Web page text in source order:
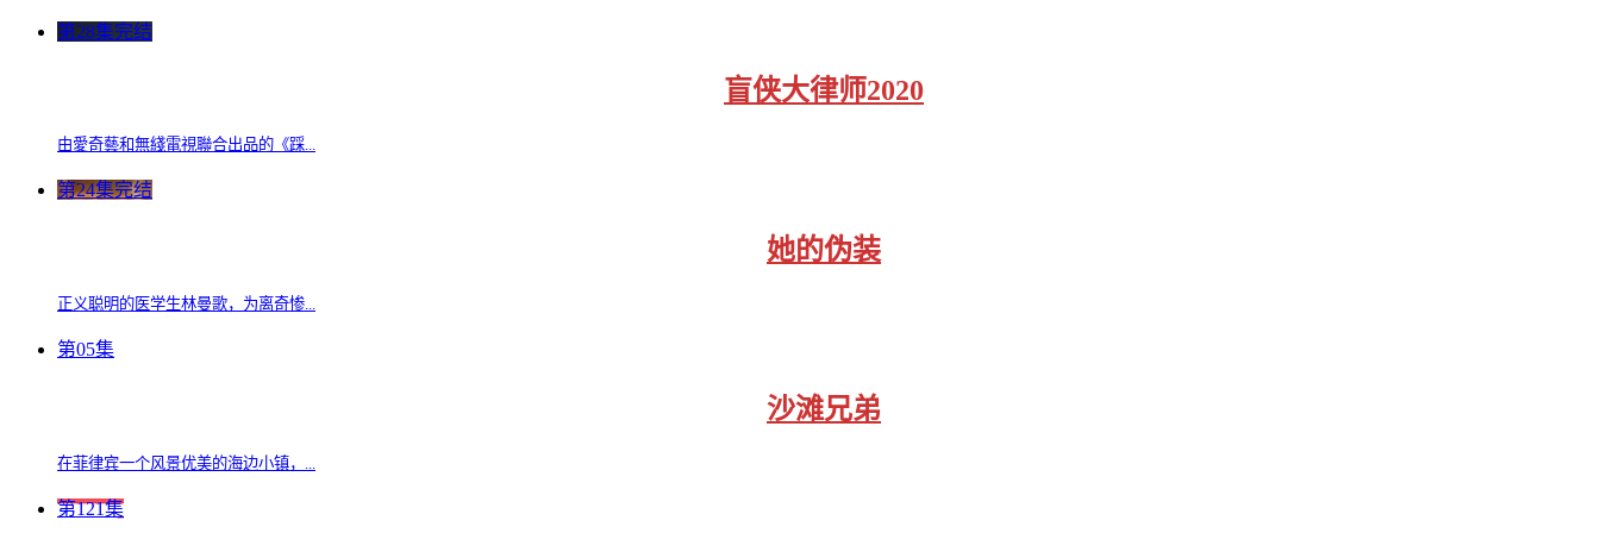
第28集完结
盲侠大律师2020
由愛奇藝和無綫電視聯合出品的《踩...
第24集完结
她的伪装
正义聪明的医学生林曼歌，为离奇惨...
第05集
沙滩兄弟
在菲律宾一个风景优美的海边小镇，...
第121集